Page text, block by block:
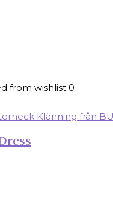
from wishlist 0